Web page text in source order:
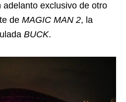
exclusivo de otro
de MAGIC MAN 2, la
BUCK.